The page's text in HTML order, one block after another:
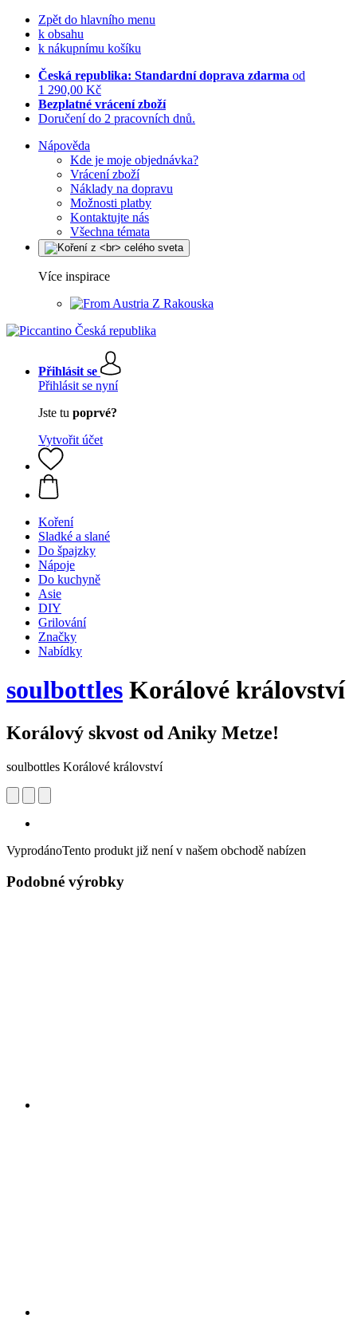
Zpět do hlavního menu
k obsahu
k nákupnímu košíku
Česká republika: Standardní doprava zdarma od
1 290,00 Kč
Bezplatné vrácení zboží
Doručení do 2 pracovních dnů.
Nápověda
Kde je moje objednávka?
Vrácení zboží
Náklady na dopravu
Možnosti platby
Kontaktujte nás
Všechna témata
Více inspirace
Z Rakouska
Přihlásit se
Přihlásit se nyní
Jste tu poprvé?
Vytvořit účet
Koření
Sladké a slané
Do špajzky
Nápoje
Do kuchyně
Asie
DIY
Grilování
Značky
Nabídky
soulbottles Korálové království
Korálový skvost od Aniky Metze!
soulbottles Korálové království
VyprodánoTento produkt již není v našem obchodě nabízen
Podobné výrobky